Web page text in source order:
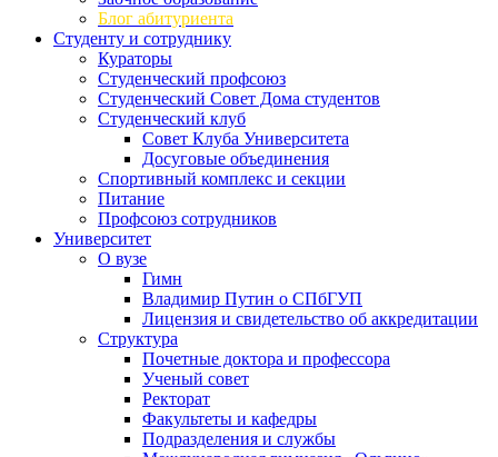
Блог абитуриента
Студенту и сотруднику
Кураторы
Студенческий профсоюз
Студенческий Совет Дома студентов
Студенческий клуб
Совет Клуба Университета
Досуговые объединения
Спортивный комплекс и секции
Питание
Профсоюз сотрудников
Университет
О вузе
Гимн
Владимир Путин о СПбГУП
Лицензия и свидетельство об аккредитации
Структура
Почетные доктора и профессора
Ученый совет
Ректорат
Факультеты и кафедры
Подразделения и службы